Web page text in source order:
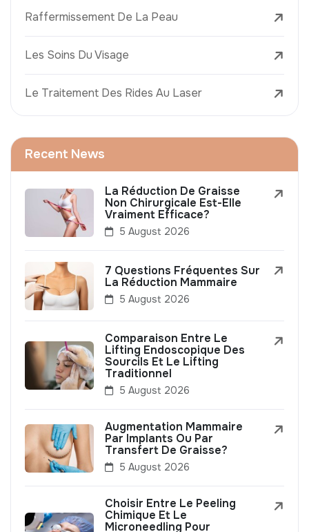
Raffermissement De La Peau
Les Soins Du Visage
Le Traitement Des Rides Au Laser
Recent News
La Réduction De Graisse
Non Chirurgicale Est-Elle
Vraiment Efficace?
5 August 2026
7 Questions Fréquentes Sur
La Réduction Mammaire
5 August 2026
Comparaison Entre Le
Lifting Endoscopique Des
Sourcils Et Le Lifting
Traditionnel
5 August 2026
Augmentation Mammaire
Par Implants Ou Par
Transfert De Graisse?
5 August 2026
Choisir Entre Le Peeling
Chimique Et Le
Microneedling Pour